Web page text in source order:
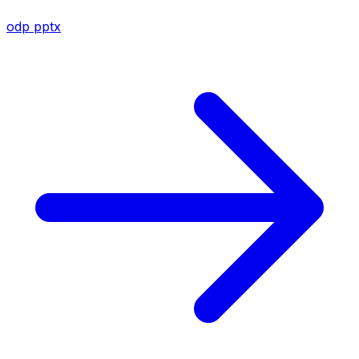
odp pptx